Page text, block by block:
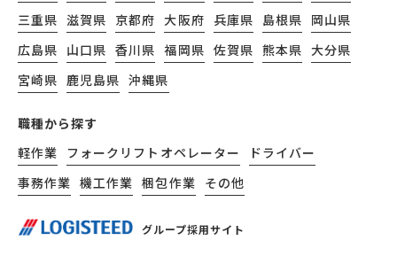
グループ採用サイト
三重県 滋賀県 京都府 大阪府 兵庫県 島根県 岡山県
広島県 山口県 香川県 福岡県 佐賀県 熊本県 大分県
宮崎県 鹿児島県 沖縄県
職種から探す
軽作業
フォークリフトオペレーター
ドライバー
事務作業 機工作業 梱包作業 その他